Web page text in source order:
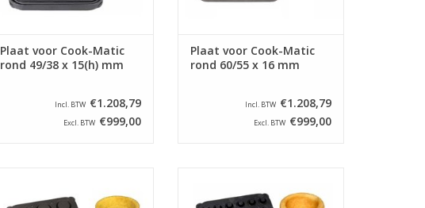
Plaat voor Cook-Matic
rond 49/38 x 15(h) mm
Incl. BTW €1.208,79
Excl. BTW €999,00
Plaat voor Cook-Matic
rond 60/55 x 16 mm
Incl. BTW €1.208,79
Excl. BTW €999,00
Matic tartelettemachine.